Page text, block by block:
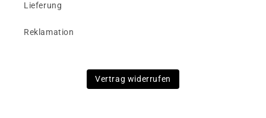
Lieferung
Reklamation
Vertrag widerrufen